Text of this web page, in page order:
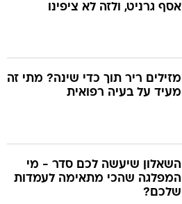
אסף גרניט, ולזה לא ציפינו
מזילים ריר תוך כדי שינה? מתי זה
מעיד על בעיה רפואית
השאלון שיעשה לכם סדר - מי
המפלגה שהכי מתאימה לעמדות
שלכם?